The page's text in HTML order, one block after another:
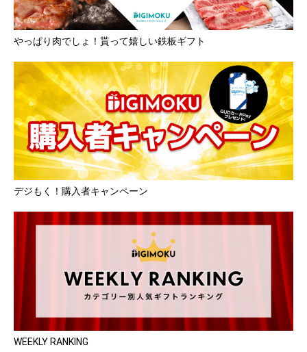
やっぱり肉でしょ！貰って嬉しい鉄板ギフト
デジもく！購入者キャンペーン
WEEKLY RANKING